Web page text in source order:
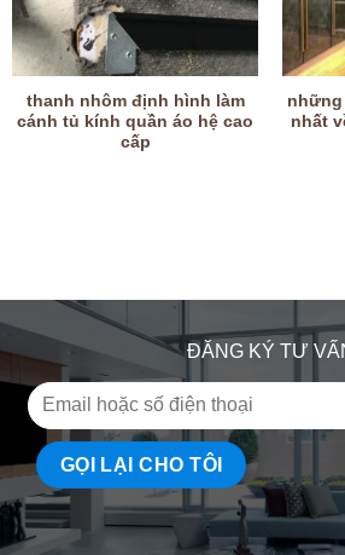
thanh nhôm định hình làm
cánh tủ kính quần áo hệ cao
cấp
nhất
ĐĂNG KÝ TƯ